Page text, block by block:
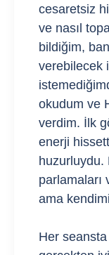
cesaretsiz
ve nasıl
bildiğim,
verebilecek
okudum ve
verdim. İlk
enerji
huzurluydu.
parlamaları
ama
Her seansta